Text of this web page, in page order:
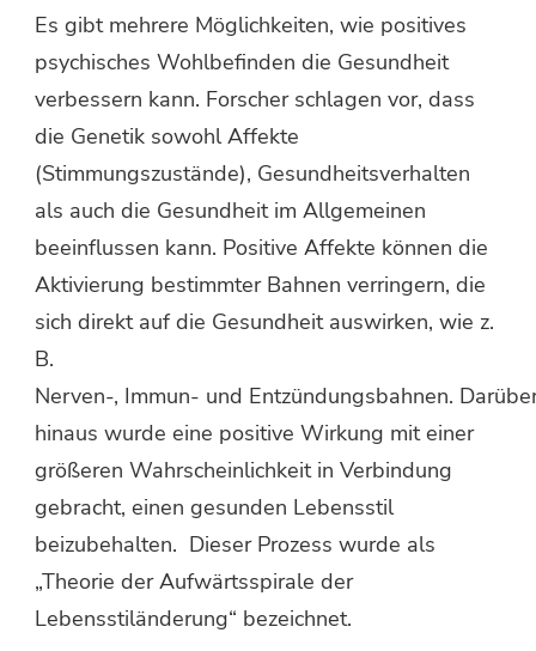
Es gibt mehrere Möglichkeiten, wie positives
psychisches Wohlbefinden die Gesundheit
verbessern kann. Forscher schlagen vor, dass
die Genetik sowohl Affekte
(Stimmungszustände), Gesundheitsverhalten
als auch die Gesundheit im Allgemeinen
beeinflussen kann. Positive Affekte können die
Aktivierung bestimmter Bahnen verringern, die
sich direkt auf die Gesundheit auswirken, wie z.
B.
Nerven-, Immun- und Entzündungsbahnen.
hinaus wurde eine positive Wirkung mit einer
größeren Wahrscheinlichkeit in Verbindung
gebracht, einen gesunden Lebensstil
beizubehalten. Dieser Prozess wurde als
„Theorie der Aufwärtsspirale der
Lebensstiländerung“ bezeichnet.